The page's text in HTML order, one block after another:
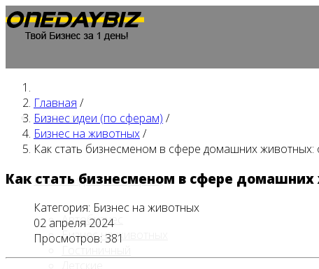
Главная
Бизнес идеи (по сферам)
Автобизнес
Бизнес на животных
Гостиничный
Главная /
Бизнес идеи (по сферам) /
Бизнес на животных/
Как стать бизнесменом в сфере домашних животных:
Как стать бизнесменом в сфере
Категория: Бизнес на животных
02 апреля 2024
Просмотров: 381